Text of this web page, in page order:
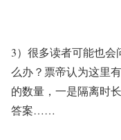
3）很多读者可能也
么办？票帝认为这里
的数量，一是隔离时
答案……